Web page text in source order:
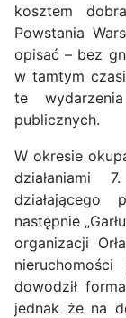
kosztem
Powstania
opisać – bez
w tamtym
te
publicznych.
W okresie
działaniami
działającego
następnie
organizacji
dowodził
jednak że na